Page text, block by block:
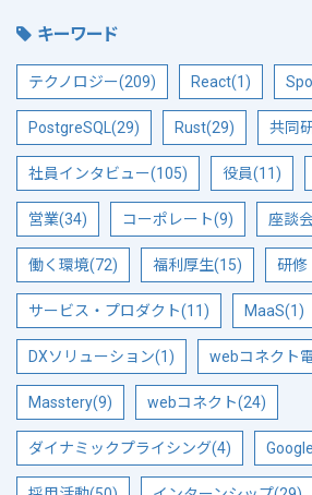
キーワード
テクノロジー(209) React(1)
PostgreSQL(29) Rust(29) 共同
社員インタビュー(105) 役員(11)
営業(34) コーポレート(9) 座談
働く環境(72) 福利厚生(15) 研修
サービス・プロダクト(11) MaaS(1)
DXソリューション(1) webコネクト
Masstery(9) webコネクト(24)
ダイナミックプライシング(4)